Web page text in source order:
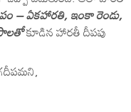
– ఏకహారతి, ఇంకా రెండు,
కూడిన హారతీ దీపపు